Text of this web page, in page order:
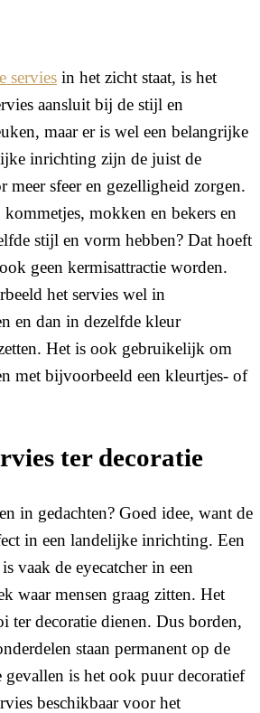
servies in het zicht staat, is het
aansluit bij de stijl en
maar er is wel een belangrijke
inrichting zijn de juist de
meer sfeer en gezelligheid zorgen.
mokken en bekers en
stijl en vorm hebben? Dat hoeft
geen kermisattractie worden.
het servies wel in
en dan in dezelfde kleur
Het is ook gebruikelijk om
met bijvoorbeeld een kleurtjes- of
ter decoratie
in gedachten? Goed idee, want de
in een landelijke inrichting. Een
vaak de eyecatcher in een
waar mensen graag zitten. Het
ter decoratie dienen. Dus borden,
staan permanent op de
gevallen is het ook puur decoratief
beschikbaar voor het